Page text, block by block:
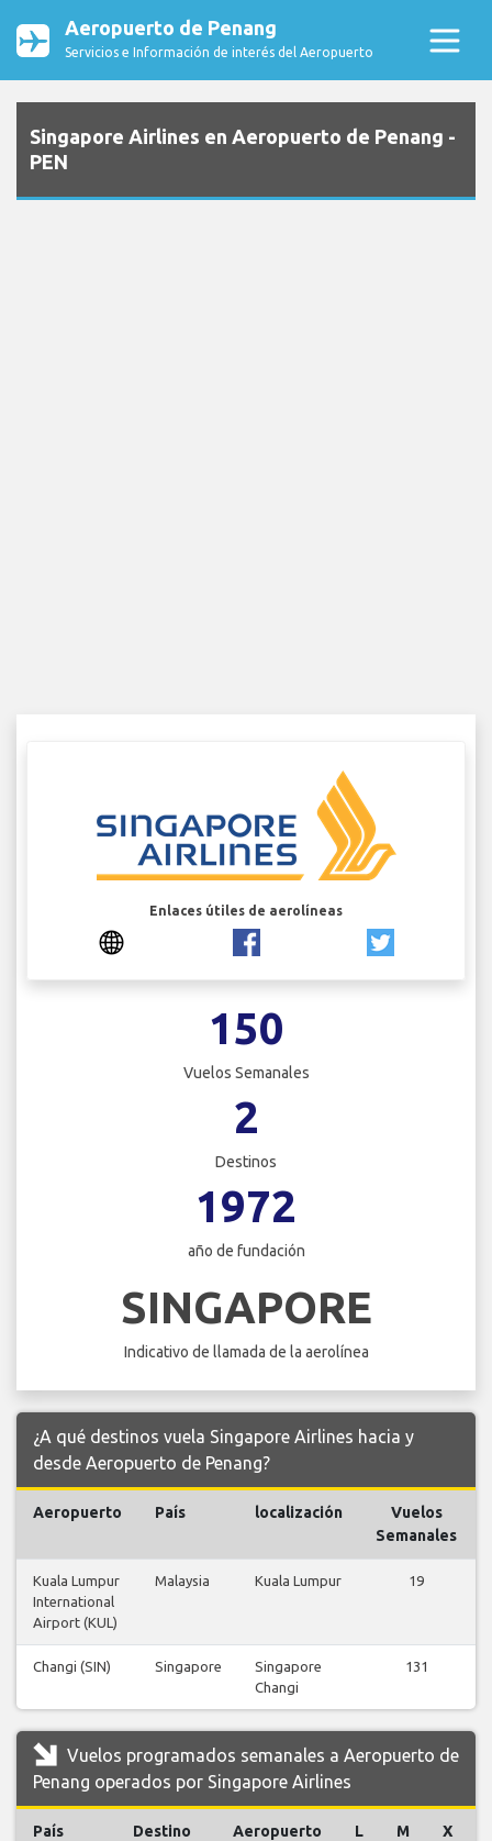
Aeropuerto de Penang
Servicios e Información de interés del Aeropuerto
Singapore Airlines en Aeropuerto de Penang -
PEN
Enlaces útiles de aerolíneas
150
Vuelos Semanales
2
Destinos
1972
año de fundación
SINGAPORE
Indicativo de llamada de la aerolínea
¿A qué destinos vuela Singapore Airlines hacia y
desde Aeropuerto de Penang?
Aeropuerto País localización
Vuelos
Semanales
Kuala Lumpur
International
Airport (KUL)
Malaysia Kuala Lumpur 19
Changi (SIN) Singapore
Singapore
Changi
131
Vuelos programados semanales a Aeropuerto de
Penang operados por Singapore Airlines
País Destino Aeropuerto L M X